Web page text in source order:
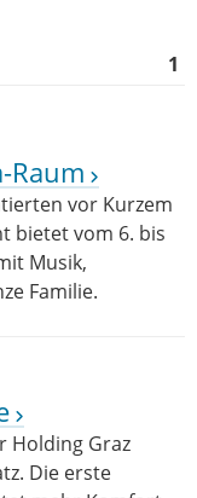
1
Raum
vor Kurzem
bietet vom 6. bis
Musik,
Familie.
Holding Graz
Die erste